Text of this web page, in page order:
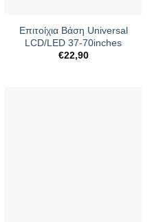
Επιτοίχια Βάση Universal
LCD/LED 37-70inches
€22,90